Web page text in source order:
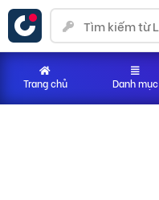
Trang chủ Danh mục